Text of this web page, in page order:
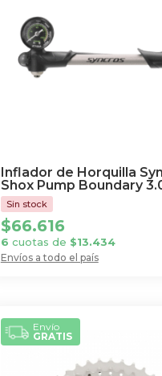
Inflador de Horquilla
Shox Pump Boundary
Envíos a todo el país
$66.616
6 cuotas de $13.434
Envío
GRATIS